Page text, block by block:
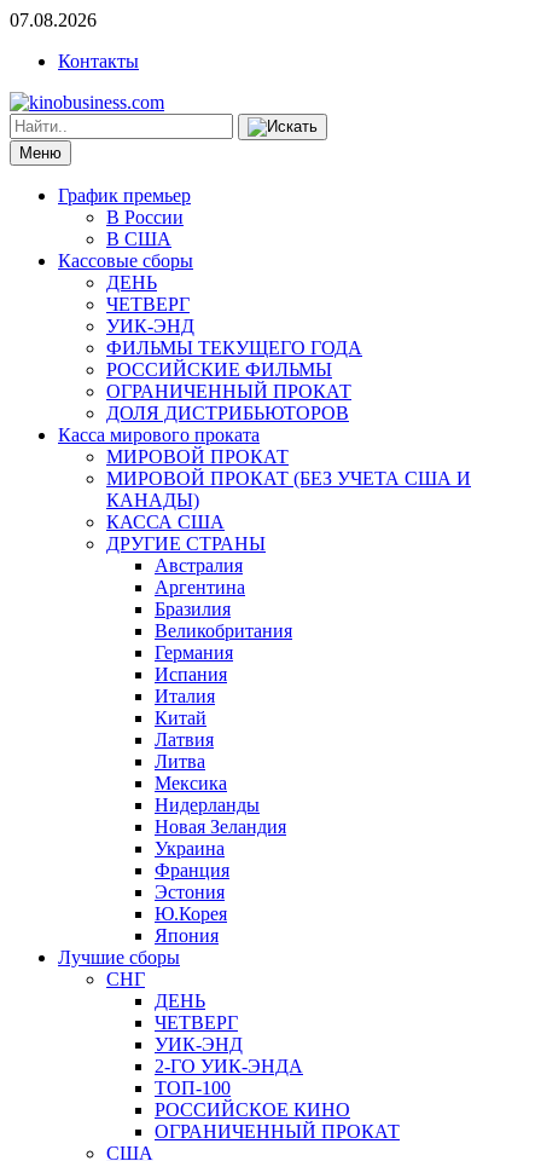
07.08.2026
Контакты
Меню
График премьер
В России
В США
Кассовые сборы
ДЕНЬ
ЧЕТВЕРГ
УИК-ЭНД
ФИЛЬМЫ ТЕКУЩЕГО ГОДА
РОССИЙСКИЕ ФИЛЬМЫ
ОГРАНИЧЕННЫЙ ПРОКАТ
ДОЛЯ ДИСТРИБЬЮТОРОВ
Касса мирового проката
МИРОВОЙ ПРОКАТ
МИРОВОЙ ПРОКАТ (БЕЗ УЧЕТА США И
КАНАДЫ)
КАССА США
ДРУГИЕ СТРАНЫ
Австралия
Аргентина
Бразилия
Великобритания
Германия
Испания
Италия
Китай
Латвия
Литва
Мексика
Нидерланды
Новая Зеландия
Украина
Франция
Эстония
Ю.Корея
Япония
Лучшие сборы
СНГ
ДЕНЬ
ЧЕТВЕРГ
УИК-ЭНД
2-ГО УИК-ЭНДА
ТОП-100
РОССИЙСКОЕ КИНО
ОГРАНИЧЕННЫЙ ПРОКАТ
США